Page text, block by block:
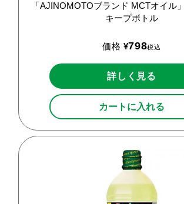
「AJINOMOTOブランド MCTオイル」
キープボトル
価格 ¥798税込
詳しく見る
カートに入れる